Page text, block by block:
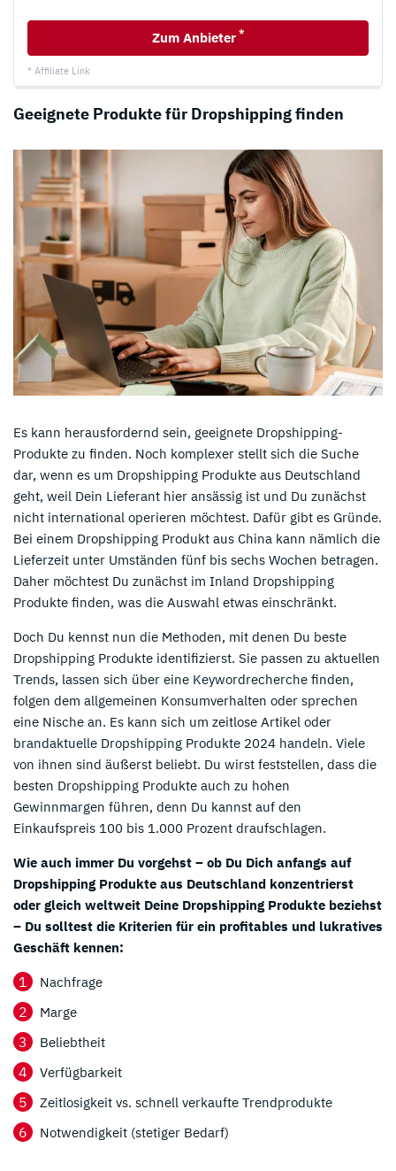
Zum Anbieter *
* Affiliate Link
Geeignete Produkte für Dropshipping finden
Es kann herausfordernd sein, geeignete Dropshipping-
Produkte zu finden. Noch komplexer stellt sich die Suche
dar, wenn es um Dropshipping Produkte aus Deutschland
geht, weil Dein Lieferant hier ansässig ist und Du zunächst
nicht international operieren möchtest. Dafür gibt es Gründe.
Bei einem Dropshipping Produkt aus China kann nämlich die
Lieferzeit unter Umständen fünf bis sechs Wochen betragen.
Daher möchtest Du zunächst im Inland Dropshipping
Produkte finden, was die Auswahl etwas einschränkt.
Doch Du kennst nun die Methoden, mit denen Du beste
Dropshipping Produkte identifizierst. Sie passen zu aktuellen
Trends, lassen sich über eine Keywordrecherche finden,
folgen dem allgemeinen Konsumverhalten oder sprechen
eine Nische an. Es kann sich um zeitlose Artikel oder
brandaktuelle Dropshipping Produkte 2024 handeln. Viele
von ihnen sind äußerst beliebt. Du wirst feststellen, dass die
besten Dropshipping Produkte auch zu hohen
Gewinnmargen führen, denn Du kannst auf den
Einkaufspreis 100 bis 1.000 Prozent draufschlagen.
Wie auch immer Du vorgehst – ob Du Dich anfangs auf
Dropshipping Produkte aus Deutschland konzentrierst
oder gleich weltweit Deine Dropshipping Produkte beziehst
– Du solltest die Kriterien für ein profitables und lukratives
Geschäft kennen:
Nachfrage
Marge
Beliebtheit
Verfügbarkeit
Zeitlosigkeit vs. schnell verkaufte Trendprodukte
Notwendigkeit (stetiger Bedarf)